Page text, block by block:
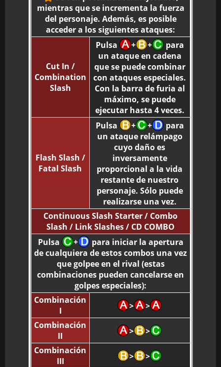
mientras que se incrementa la fuerza
del personaje. Además, es posible
acceder a los siguientes ataques:
Cut In /
Combination
Slash
Pulsa + +
para
un ataque en cadena
que se puede combinar
con ataques especiales.
Con la barra de furia al
máximo, se puede
ejecutar hasta 4 veces.
Flash Slash /
Fatal Slash
Pulsa + +
para
un ataque relámpago
cuyo daño es
inversamente
proporcional a la vida
restante de nuestro
personaje. Sólo puede
realizarse una vez.
Continuous Slash Starter / Combo
Slash / Link Slashes / CD COMBO
Pulsa
+
para iniciar la apertura
de cualquiera de estos combos una vez
que golpee en el rival (estas
combinaciones pueden cancelarse en
golpes especiales):
Combinación
I
>
>
Combinación
II
>
>
Combinación
III
> >